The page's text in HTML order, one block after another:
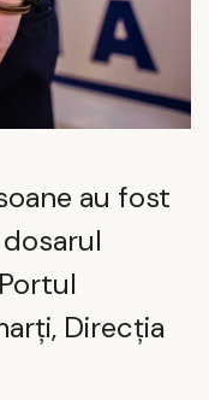
au fost
Direcția